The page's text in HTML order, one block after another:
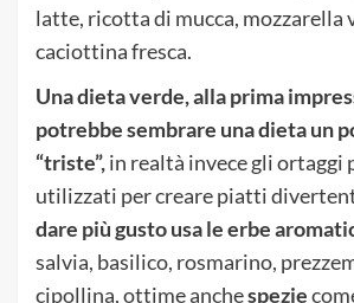
latte, ricotta di mucca, mozzarella
caciottina fresca.
Una dieta verde, alla prima
potrebbe sembrare una dieta un
“triste”,in realtà invece gli ortaggi
utilizzati per creare piatti
dare più gusto usa le erbe
salvia, basilico, rosmarino,
cipollina, ottime anchespezie